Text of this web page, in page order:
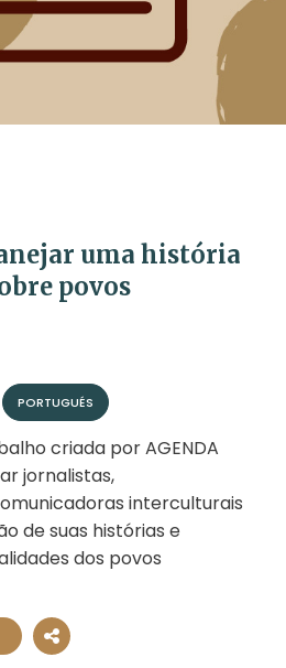
uma história
povos
PORTUGUÉS
criada por AGENDA
jornalistas,
interculturais
de suas histórias e
dos povos